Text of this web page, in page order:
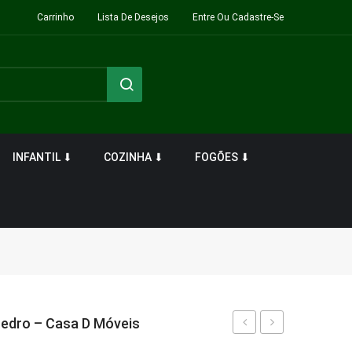
Carrinho Lista De Desejos Entre Ou Cadastre-Se
INFANTIL ⬇ COZINHA ⬇ FOGÕES ⬇
– Casa D Móveis